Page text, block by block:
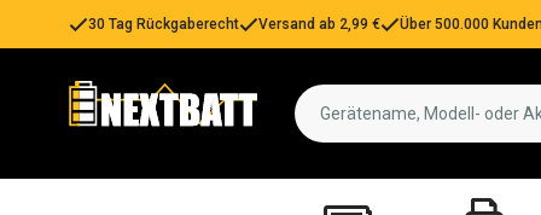
30 Tag Rückgaberecht Versand ab 2,99 € Über 500.000